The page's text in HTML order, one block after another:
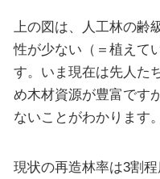
上の図は、人工林の齢
性が少ない（＝植えて
す。いま現在は先人た
め木材資源が豊富です
ないことがわかります。
現状の再造林率は3割